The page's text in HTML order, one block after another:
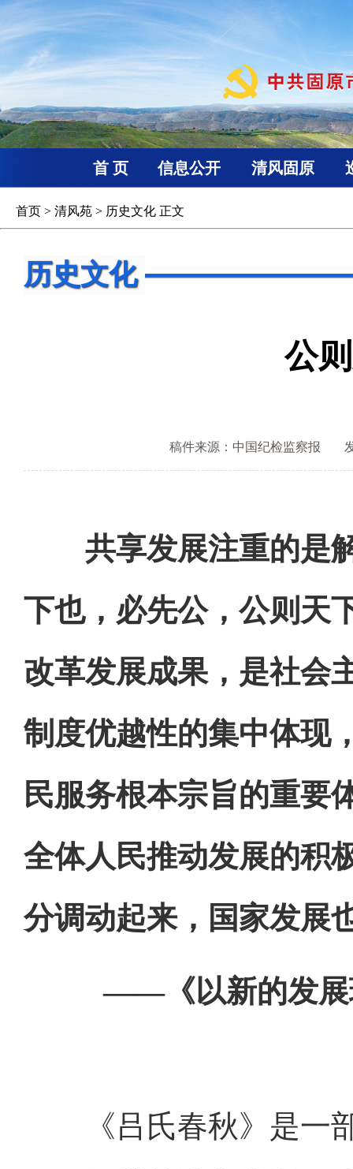
首 页 信息公开 清风固原
首页 > 清风苑 > 历史文化 正文
历史文化
公
稿件来源：中国纪检监察报
共享发展注重的是
下也，必先公，公则天
改革发展成果，是社会
制度优越性的集中体现
民服务根本宗旨的重要
全体人民推动发展的积
分调动起来，国家发展
——《以新的发展理
《吕氏春秋》是一部